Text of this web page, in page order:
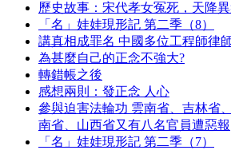
歷史故事：宋代孝女冤死，天降異
「名」娃娃現形記 第二季（8）
講真相成罪名 中國多位工程師律
為甚麼自己的正念不強大?
轉錯帳之後
感想兩則：發正念 人心
參與迫害法輪功 雲南省、吉林省
南省、山西省又有八名官員遭惡報
「名」娃娃現形記 第二季（7）